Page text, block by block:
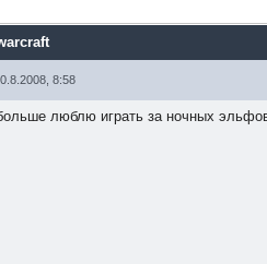
8:58
люблю играть за ночных